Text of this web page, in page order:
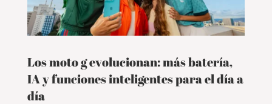
Los moto g evolucionan: más batería,
IA y funciones inteligentes para el día a
día